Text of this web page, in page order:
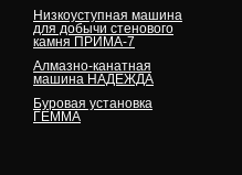
Низкоуступная машина
для добычи стенового
камня ПРИМА-7
Алмазно-канатная
машина НАДЕЖДА
Буровая установка
ГЕММА